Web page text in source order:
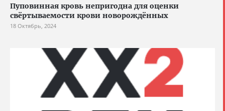
Пуповинная кровь непригодна для оценки
свёртываемости крови новорождённых
18 Октябрь, 2024